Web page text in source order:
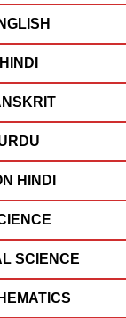
HINDI
HINDI
SCIENCE